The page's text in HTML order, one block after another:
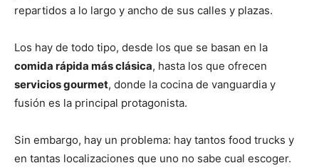
repartidos a lo largo y ancho de sus calles y plazas.
Los hay de todo tipo, desde los que se basan en la
comida rápida más clásica, hasta los que ofrecen
servicios gourmet, donde la cocina de vanguardia y
fusión es la principal protagonista.
Sin embargo, hay un problema: hay tantos food trucks y
en tantas localizaciones que uno no sabe cual escoger.